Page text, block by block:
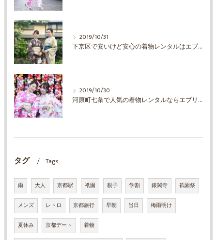
2019/10/31
下京区で安いけど安心の着物レンタルはエブリ着物日和
2019/10/30
河原町七条で人気の着物レンタルならエブリ着物日和
タグ Tags
雨 大人 京都駅 祇園 親子 学割 銀閣寺 祇園祭
メンズ レトロ 京都旅行 早朝 当日 梅雨明け
夏休み 京都デート 着物